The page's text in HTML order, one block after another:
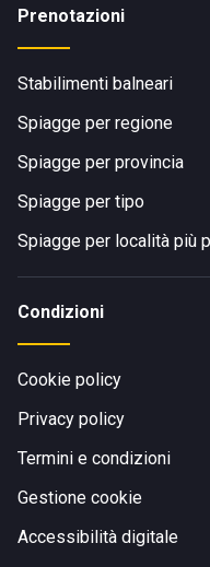
Prenotazioni
Stabilimenti balneari
Spiagge per regione
Spiagge per provincia
Spiagge per tipo
Spiagge per località più
Condizioni
Cookie policy
Privacy policy
Termini e condizioni
Gestione cookie
Accessibilità digitale